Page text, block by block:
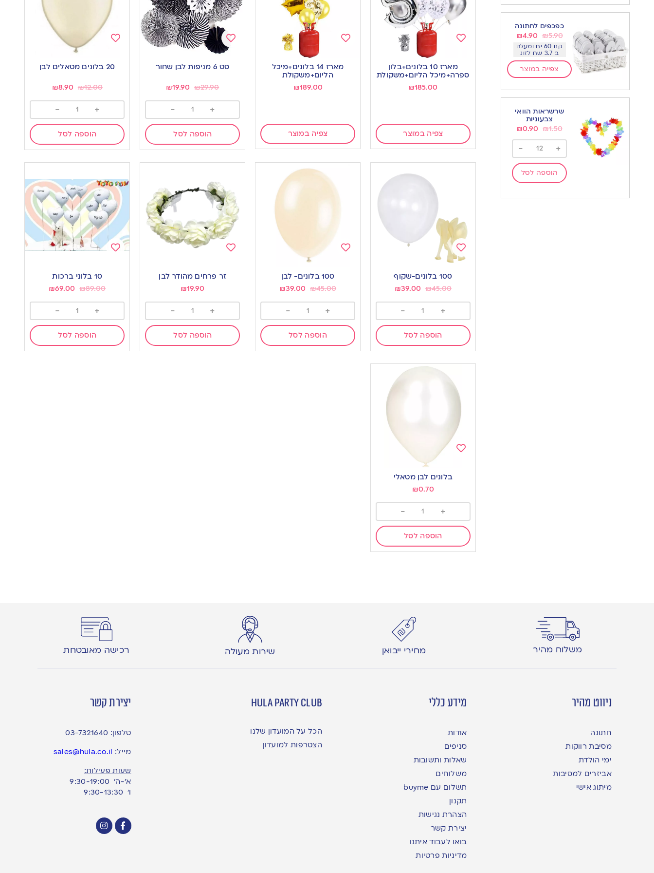
כפכפים לחתונה
₪5.90
₪4.90
קנו 60 יח ומעלה
ב 3.7 שח לזוג
צפייה במוצר
שרשראות הוואי
צבעוניות
₪1.50
₪0.90
+
-
הוספה לסל
wishlist
מארז 10 בלונים+בלון
ספרה+מיכל הליום+משקולת
₪185.00
צפיה במוצר
wishlist
מארז 14 בלונים+מיכל
הליום+משקולת
₪189.00
צפיה במוצר
Add
wishlist
סט 6 מניפות לבן שחור
₪29.90
₪19.90
+
-
הוספה לסל
wishlist
20 בלונים מטאלים לבן
₪12.00
₪8.90
+
-
הוספה לסל
Add
wishlist
100 בלונים-שקוף
₪45.00
₪39.00
+
-
הוספה לסל
wishlist
100 בלונים- לבן
₪45.00
₪39.00
+
-
הוספה לסל
wishlist
זר פרחים מהודר לבן
₪19.90
+
-
הוספה לסל
wishlist
10 בלוני ברכות
₪89.00
₪69.00
+
-
הוספה לסל
בלונים לבן מטאלי
₪0.70
+
-
הוספה לסל
משלוח מהיר מחירי ייבואן שירות מעולה רכישה מאובטחת
ניווט מהיר
חתונה
מסיבת רווקות
ימי הולדת
אביזרים למסיבות
מיתוג אישי
מידע כללי
אודות
סניפים
שאלות ותשובות
משלוחים
תשלום עם buyme
תקנון
הצהרת נגישות
יצירת קשר
בואו לעבוד איתנו
מדיניות פרטיות
hula party club
הכל על המועדון שלנו
הצטרפות למועדון
יצירת קשר
טלפון: 03-7321640
מייל: sales@hula.co.il
שעות פעילות:
א’-ה’ 9:30-19:00
ו׳ 9:30-13:30